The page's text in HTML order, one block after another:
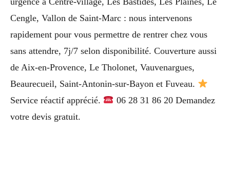
Cengle, Vallon de Saint-Marc : nous intervenons
rapidement pour vous permettre de rentrer chez vous
sans attendre, 7j/7 selon disponibilité. Couverture aussi
de Aix-en-Provence, Le Tholonet, Vauvenargues,
Beaurecueil, Saint-Antonin-sur-Bayon et Fuveau.
Service réactif apprécié.
06 28 31 86 20 Demandez
votre devis gratuit.